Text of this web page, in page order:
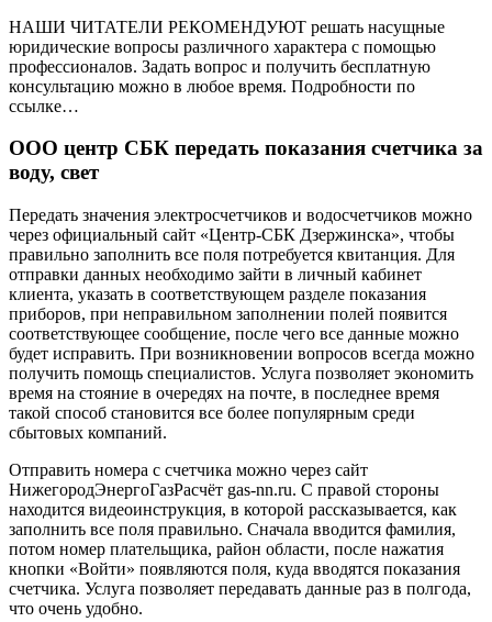
НАШИ ЧИТАТЕЛИ РЕКОМЕНДУЮТ решать насущные
юридические вопросы различного характера с помощью
профессионалов. Задать вопрос и получить бесплатную
консультацию можно в любое время. Подробности по
ссылке…
ООО центр СБК передать показания счетчика за
воду, свет
Передать значения электросчетчиков и водосчетчиков можно
через официальный сайт «Центр-СБК Дзержинска», чтобы
правильно заполнить все поля потребуется квитанция. Для
отправки данных необходимо зайти в личный кабинет
клиента, указать в соответствующем разделе показания
приборов, при неправильном заполнении полей появится
соответствующее сообщение, после чего все данные можно
будет исправить. При возникновении вопросов всегда можно
получить помощь специалистов. Услуга позволяет экономить
время на стояние в очередях на почте, в последнее время
такой способ становится все более популярным среди
сбытовых компаний.
Отправить номера с счетчика можно через сайт
НижегородЭнергоГазРасчёт gas-nn.ru. С правой стороны
находится видеоинструкция, в которой рассказывается, как
заполнить все поля правильно. Сначала вводится фамилия,
потом номер плательщика, район области, после нажатия
кнопки «Войти» появляются поля, куда вводятся показания
счетчика. Услуга позволяет передавать данные раз в полгода,
что очень удобно.